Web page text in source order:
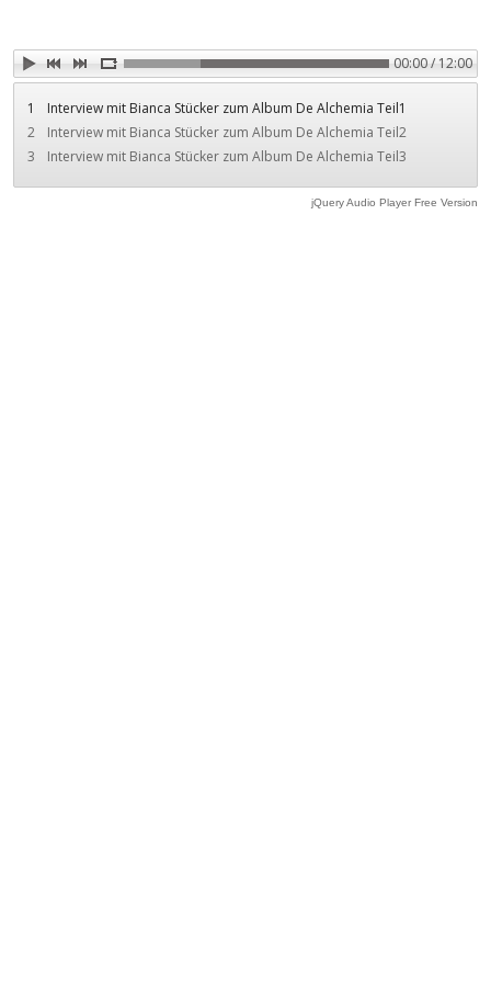
00:00 / 12:00
1
Interview mit Bianca Stücker zum Album De Alchemia Teil1
2
Interview mit Bianca Stücker zum Album De Alchemia Teil2
3
Interview mit Bianca Stücker zum Album De Alchemia Teil3
jQuery Audio Player Free Version